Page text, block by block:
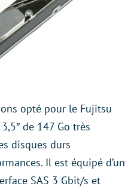
opté pour le Fujitsu
de 147 Go très
disques durs
Il est équipé d’un
SAS 3 Gbit/s et